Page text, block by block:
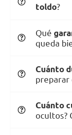
toldo?
Qué
queda
Cuánto
preparar
Cuánto
ocultos?